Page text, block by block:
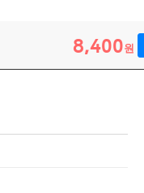
8,400원